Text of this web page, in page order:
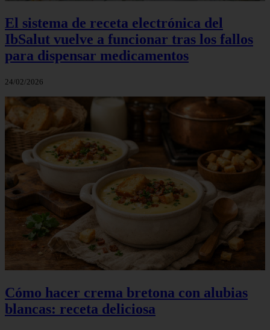
El sistema de receta electrónica del
IbSalut vuelve a funcionar tras los fallos
para dispensar medicamentos
24/02/2026
Cómo hacer crema bretona con alubias
blancas: receta deliciosa